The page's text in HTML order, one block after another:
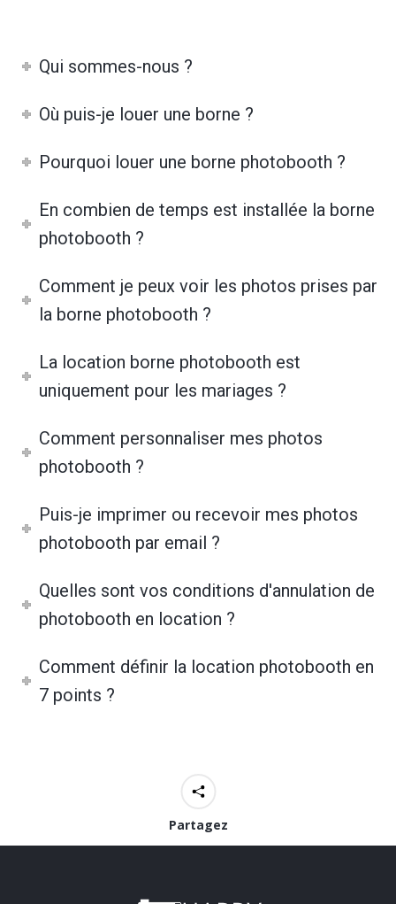
Qui sommes-nous ?
Où puis-je louer une borne ?
Pourquoi louer une borne photobooth ?
En combien de temps est installée la borne
photobooth ?
Comment je peux voir les photos prises par
la borne photobooth ?
La location borne photobooth est
uniquement pour les mariages ?
Comment personnaliser mes photos
photobooth ?
Puis-je imprimer ou recevoir mes photos
photobooth par email ?
Quelles sont vos conditions d'annulation de
photobooth en location ?
Comment définir la location photobooth en
7 points ?
Partagez